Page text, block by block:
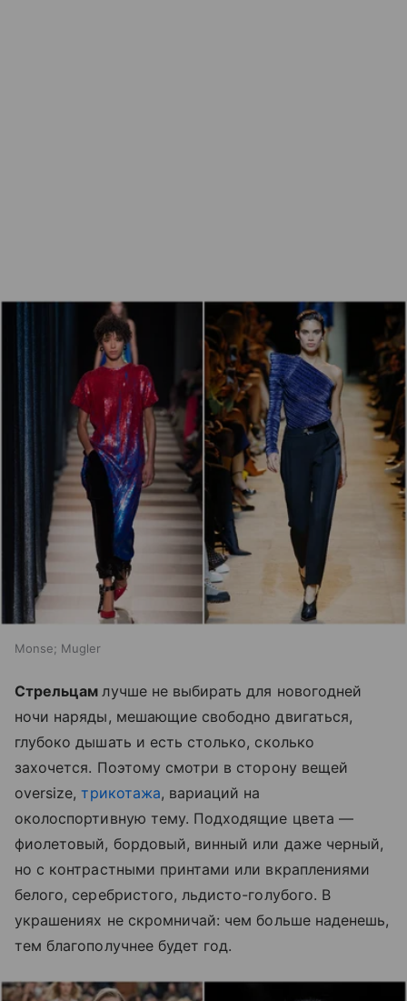
Monse; Mugler
Стрельцамлучше не выбирать для новогодней
ночи наряды, мешающие свободно двигаться,
глубоко дышать и есть столько, сколько
захочется. Поэтому смотри в сторону вещей
oversize,трикотажа, вариаций на
околоспортивную тему. Подходящие цвета —
фиолетовый, бордовый, винный или даже черный,
но с контрастными принтами или вкраплениями
белого, серебристого, льдисто-голубого. В
украшениях не скромничай: чем больше наденешь,
тем благополучнее будет год.